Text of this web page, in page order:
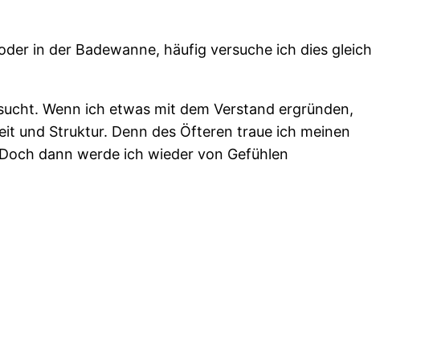
in der Badewanne, häufig versuche ich dies gleich
Wenn ich etwas mit dem Verstand ergründen,
und Struktur. Denn des Öfteren traue ich meinen
dann werde ich wieder von Gefühlen